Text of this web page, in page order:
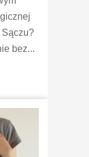
bez...